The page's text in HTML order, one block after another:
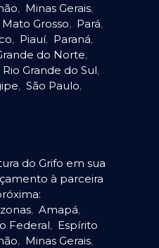
, Minas Gerais,
Mato Grosso, Pará,
, Piauí, Paraná,
do Norte,
Rio Grande do Sul,
, São Paulo,
do Grifo em sua
à parceira
, Amapá,
Federal, Espírito
, Minas Gerais,